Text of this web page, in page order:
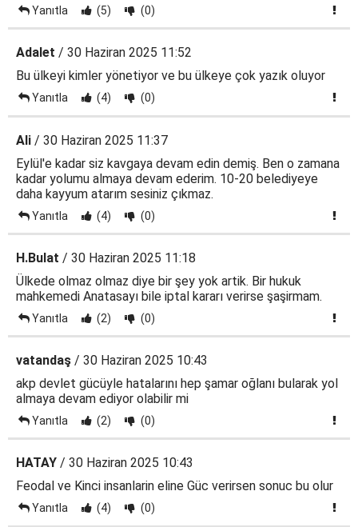
Yanıtla (5) (0)
Adalet / 30 Haziran 2025 11:52
Bu ülkeyi kimler yönetiyor ve bu ülkeye çok yazık oluyor
Yanıtla (4) (0)
Ali / 30 Haziran 2025 11:37
Eylül'e kadar siz kavgaya devam edin demiş. Ben o zamana
kadar yolumu almaya devam ederim. 10-20 belediyeye
daha kayyum atarım sesiniz çıkmaz.
Yanıtla (4) (0)
H.Bulat / 30 Haziran 2025 11:18
Ülkede olmaz olmaz diye bir şey yok artik. Bir hukuk
mahkemedi Anatasayı bile iptal kararı verirse şaşirmam.
Yanıtla (2) (0)
vatandaş / 30 Haziran 2025 10:43
akp devlet gücüyle hatalarını hep şamar oğlanı bularak yol
almaya devam ediyor olabilir mi
Yanıtla (2) (0)
HATAY / 30 Haziran 2025 10:43
Feodal ve Kinci insanlarin eline Güc verirsen sonuc bu olur
Yanıtla (4) (0)